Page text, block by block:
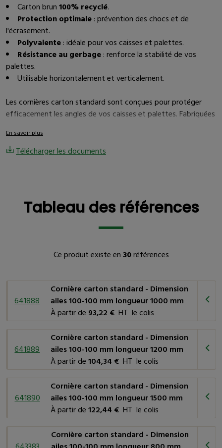
Carton brun100% recyclé.
Protection optimale: prévention des chocs et de
l'écrasement.
Polyvalente: idéale pour vos caisses et palettes.
Résistance au gerbage: renforce la stabilité de vos
palettes.
Utilisable horizontalement et verticalement.
Les cornières carton standard sont conçues pour protéger
efficacement les angles de vos caisses et palettes. Fabriquées
solution polyvalente pour diverses applications industrielles.
Durables: fabriquées en carton brun 100% recyclé, elles
contribuent à la préservation de l'environnement.
: grâce à leur conception solide, nos
angles de vos caisses et palettes des chocs et de
l'écrasement pendant le transport et le stockage.
renforcent la résistance de vos palettes au gerbage,
garantissant une stabilité maximale.
Faciles à utiliser: légères et faciles à manipuler, le
montage de ces cornières est rapide et efficace.
Polyvalence
: nos cornières conviennent à une large
gamme de produits et de secteurs d'activité, garantissant une
protection universelle.
Quelles sont les applications courantes ?
Nos cornières carton standard sont parfaites pour diverses
applications, notamment dans l'industrie, la logistique, et le
secteur de l'emballage. Elles sont conçues pour répondre à vos
besoins en matière de protection des angles de vos caisses
En savoir plus
Télécharger les documents
Tableau des références
Ce produit existe en30références
641888
Cornière carton standard - Dimension
ailes 100-100 mm longueur 1000 mm
À partir de 93,22 €HT le colis
641889
Cornière carton standard - Dimension
ailes 100-100 mm longueur 1200 mm
À partir de104,34 €HT le colis
641890
Cornière carton standard - Dimension
ailes 100-100 mm longueur 1500 mm
À partir de122,44 € HT le colis
Cornière carton standard - Dimension